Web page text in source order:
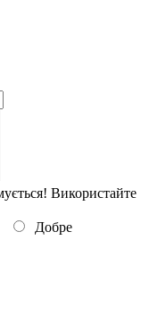
Використайте
Добре